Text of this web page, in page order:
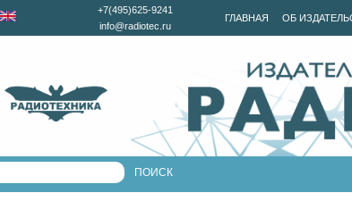
ГЛАВНАЯ ОБ
+7(495)625-9241
info@radiotec.ru